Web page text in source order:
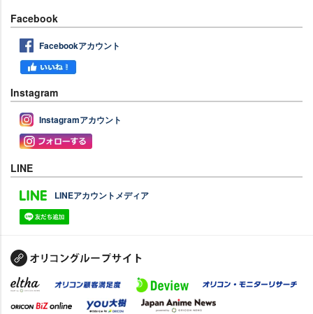
Facebook
Facebookアカウント
Instagram
Instagramアカウント
LINE
LINEアカウントメディア